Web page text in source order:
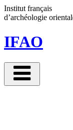
Institut français
d’archéologie
IFAO
Panneau de gestion